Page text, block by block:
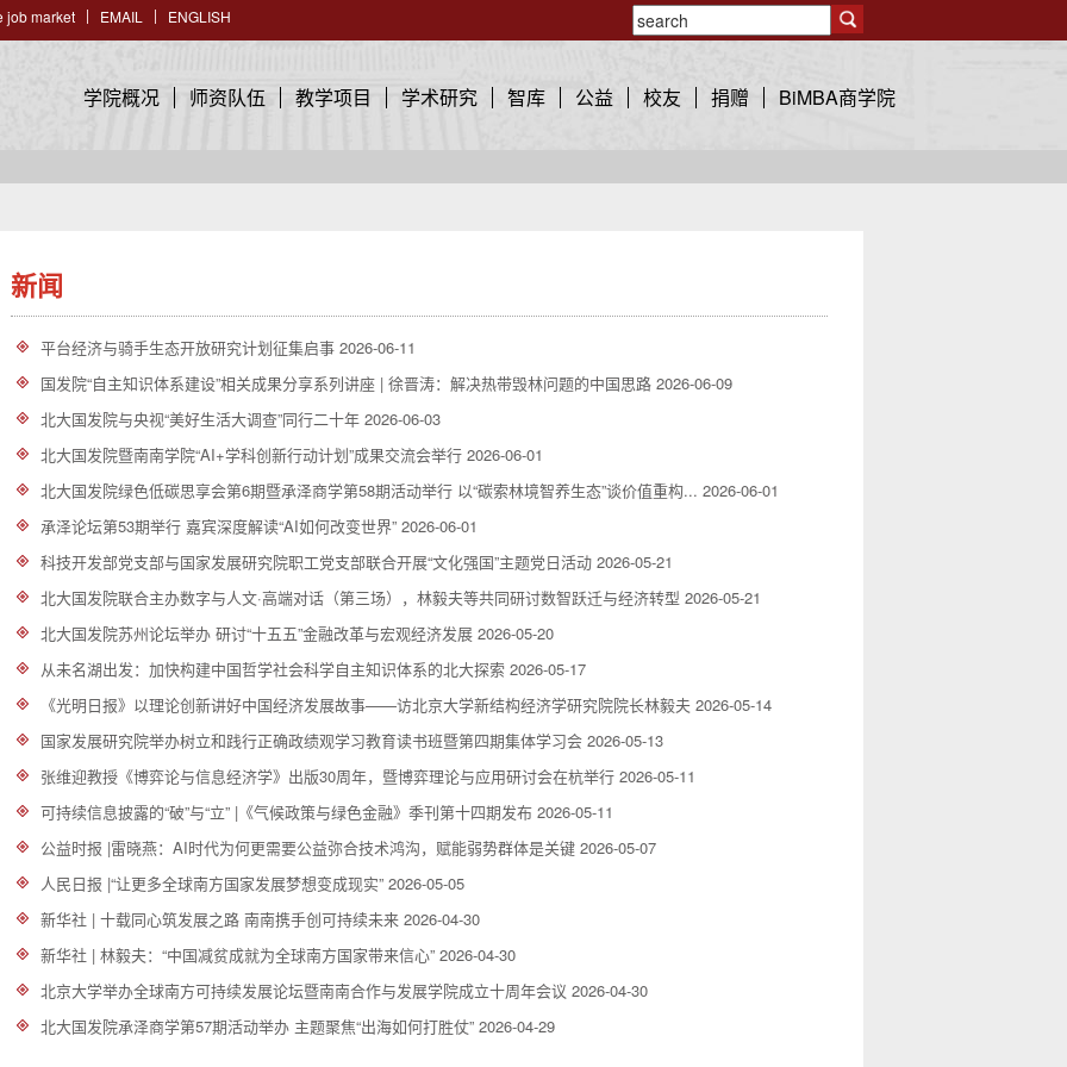
job market EMAIL ENGLISH
学院概况 师资队伍 教学项目 学术研究 智库 公益 校友 捐赠 BiMBA商学院
新闻
平台经济与骑手生态开放研究计划征集启事 2026-06-11
国发院“自主知识体系建设”相关成果分享系列讲座 | 徐晋涛：解决热带毁林问题的中国思路 2026-06-09
北大国发院与央视“美好生活大调查”同行二十年 2026-06-03
北大国发院暨南南学院“AI+学科创新行动计划”成果交流会举行 2026-06-01
北大国发院绿色低碳思享会第6期暨承泽商学第58期活动举行 以“碳索林境智养生态”谈价值重构... 2026-06-01
承泽论坛第53期举行 嘉宾深度解读“AI如何改变世界” 2026-06-01
科技开发部党支部与国家发展研究院职工党支部联合开展“文化强国”主题党日活动 2026-05-21
北大国发院联合主办数字与人文·高端对话（第三场），林毅夫等共同研讨数智跃迁与经济转型 2026-05-21
北大国发院苏州论坛举办 研讨“十五五”金融改革与宏观经济发展 2026-05-20
从未名湖出发：加快构建中国哲学社会科学自主知识体系的北大探索 2026-05-17
《光明日报》以理论创新讲好中国经济发展故事——访北京大学新结构经济学研究院院长林毅夫 2026-05-14
国家发展研究院举办树立和践行正确政绩观学习教育读书班暨第四期集体学习会 2026-05-13
张维迎教授《博弈论与信息经济学》出版30周年，暨博弈理论与应用研讨会在杭举行 2026-05-11
可持续信息披露的“破”与“立” |《气候政策与绿色金融》季刊第十四期发布 2026-05-11
公益时报 |雷晓燕：AI时代为何更需要公益弥合技术鸿沟，赋能弱势群体是关键 2026-05-07
人民日报 |“让更多全球南方国家发展梦想变成现实” 2026-05-05
新华社 | 十载同心筑发展之路 南南携手创可持续未来 2026-04-30
新华社 | 林毅夫：“中国减贫成就为全球南方国家带来信心” 2026-04-30
北京大学举办全球南方可持续发展论坛暨南南合作与发展学院成立十周年会议 2026-04-30
北大国发院承泽商学第57期活动举办 主题聚焦“出海如何打胜仗” 2026-04-29